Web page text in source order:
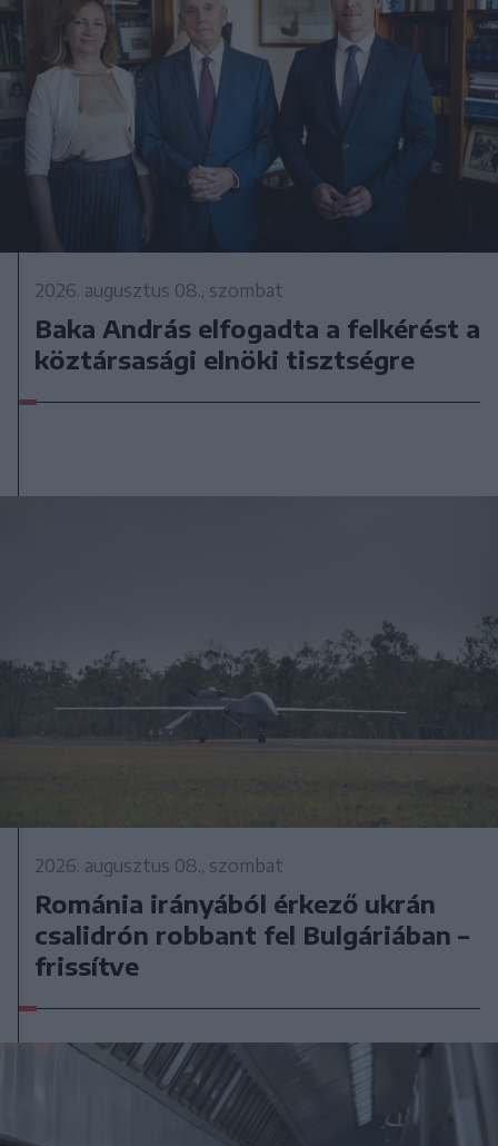
2026. augusztus 08., szombat
Baka András elfogadta a felkérést a
köztársasági elnöki tisztségre
2026. augusztus 08., szombat
Románia irányából érkező ukrán
csalidrón robbant fel Bulgáriában –
frissítve